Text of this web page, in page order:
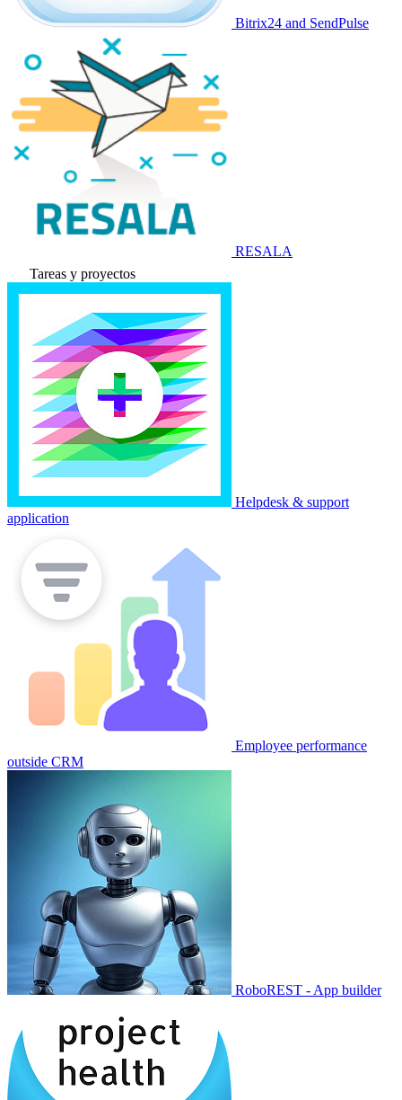
Bitrix24 and SendPulse
RESALA
Tareas y proyectos
Helpdesk & support
application
Employee performance
outside CRM
RoboREST - App builder